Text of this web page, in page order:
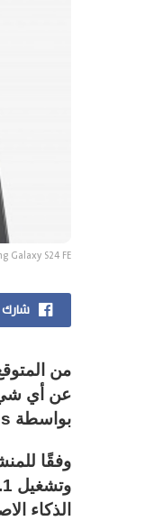
Galaxy S24 FE
بواسطة Android Headlines لا تترك سوى القليل للخيال.
الذكاء